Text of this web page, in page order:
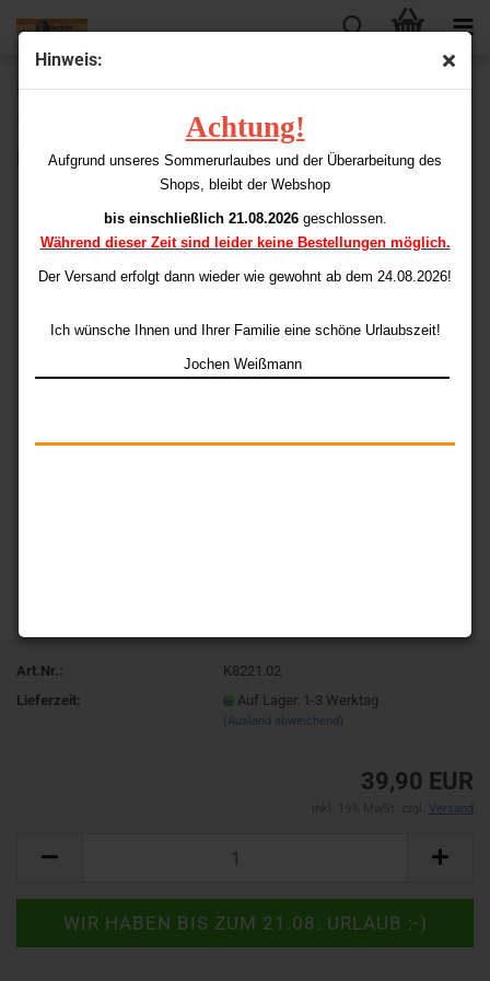
Hinweis:
Achtung!
Aufgrund unseres Sommerurlaubes und der Überarbeitung des
Shops, bleibt der Webshop
bis einschließlich 21.08.2026geschlossen.
Während dieser Zeit sind leider keine Bestellungen möglich.
Der Versand erfolgt dann wieder wie gewohnt ab dem 24.08.2026!
Ich wünsche Ihnen und Ihrer Familie eine schöne Urlaubszeit!
Jochen Weißmann
« Erster « zurück weiter »
Letzter »
Artikel in dieser Kategorie
Karella Steeldarts Barrels Profi Line PL-02 21 gr.
Art.Nr.:
K8221.02
Lieferzeit:
Auf Lager. 1-3 Werktag
(Ausland abweichend)
39,90 EUR
Versand